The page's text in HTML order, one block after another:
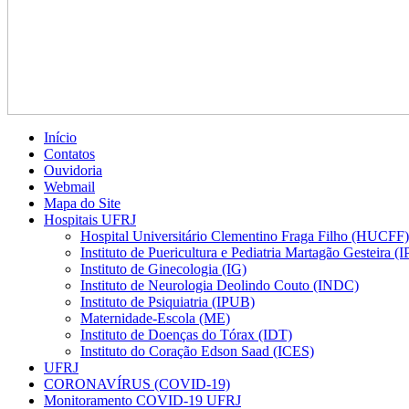
Início
Contatos
Ouvidoria
Webmail
Mapa do Site
Hospitais UFRJ
Hospital Universitário Clementino Fraga Filho (HUCFF)
Instituto de Puericultura e Pediatria Martagão Gesteira
Instituto de Ginecologia (IG)
Instituto de Neurologia Deolindo Couto (INDC)
Instituto de Psiquiatria (IPUB)
Maternidade-Escola (ME)
Instituto de Doenças do Tórax (IDT)
Instituto do Coração Edson Saad (ICES)
UFRJ
CORONAVÍRUS (COVID-19)
Monitoramento COVID-19 UFRJ